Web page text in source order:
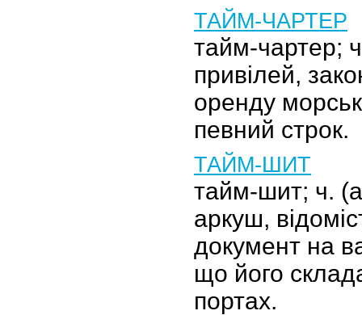
ТАЙМ-ЧАРТЕР
тайм-чартер;
привілей,
оренду
певний строк.
ТАЙМ-ШИТ
тайм-шит; ч.
аркуш,
документ на
що його
портах.